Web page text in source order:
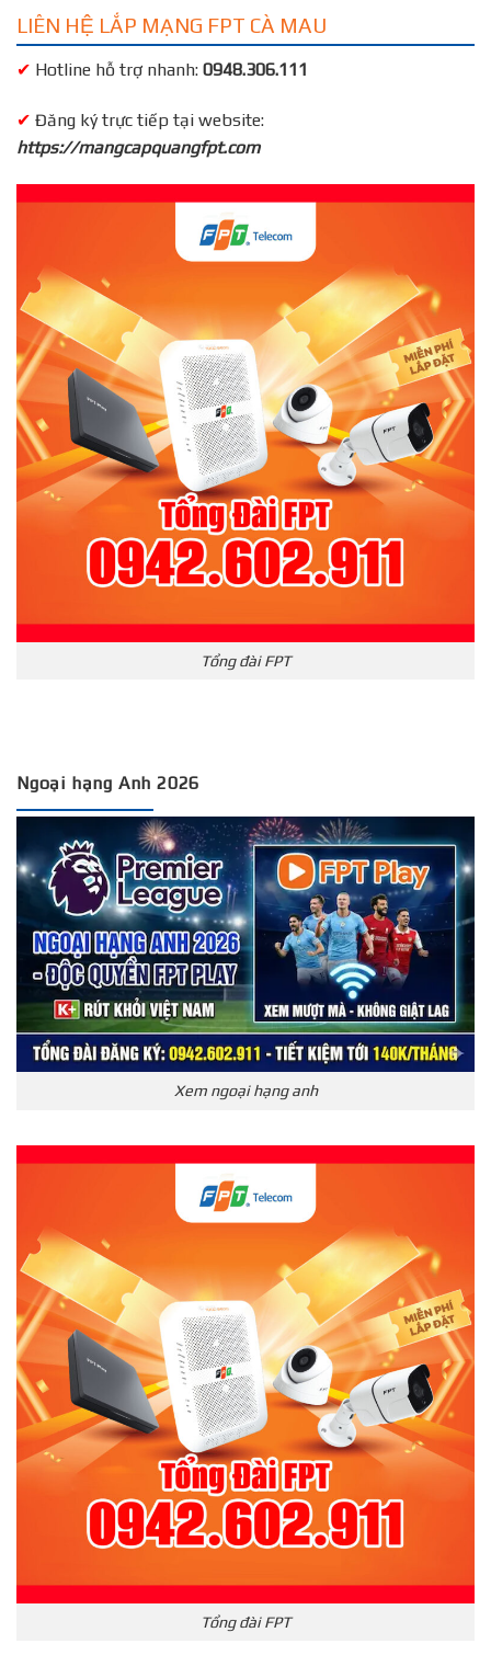
LIÊN HỆ LẮP MẠNG FPT CÀ MAU
✔ Hotline hỗ trợ nhanh: 0948.306.111
✔ Đăng ký trực tiếp tại website:
https://mangcapquangfpt.com
Tổng đài FPT
Ngoại hạng Anh 2026
Xem ngoại hạng anh
Tổng đài FPT